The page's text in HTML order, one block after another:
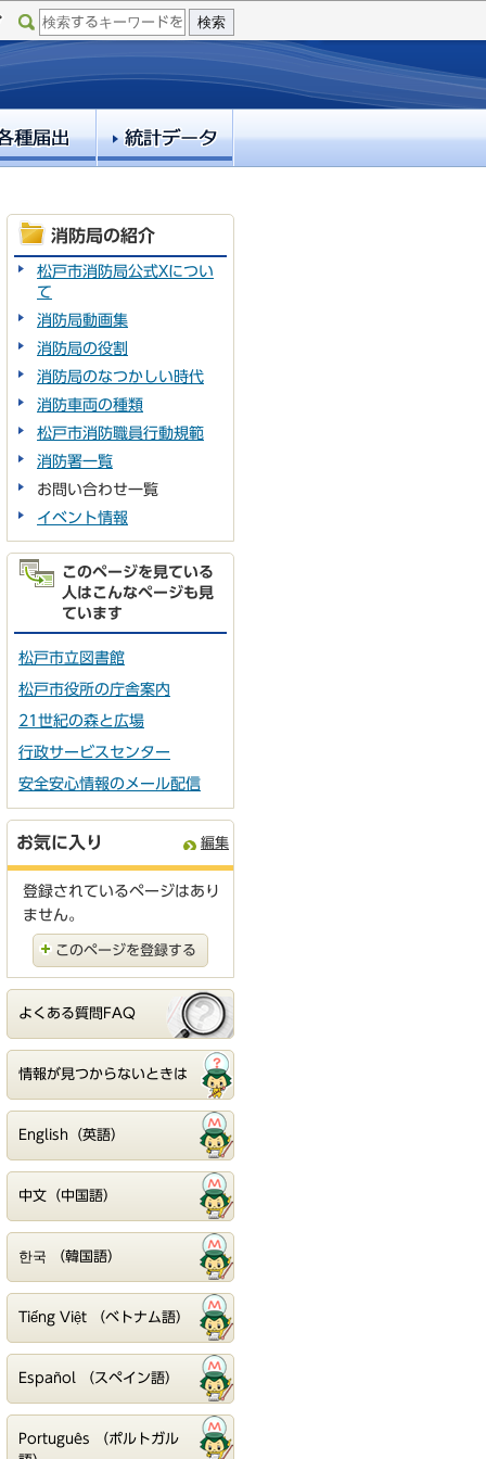
消防局の紹介
松戸市消防局公式Xについ
て
消防局動画集
消防局の役割
消防局のなつかしい時代
消防車両の種類
松戸市消防職員行動規範
消防署一覧
お問い合わせ一覧
イベント情報
このページを見ている
人はこんなページも見
ています
松戸市立図書館
松戸市役所の庁舎案内
21世紀の森と広場
行政サービスセンター
安全安心情報のメール配信
お気に入り 編集
登録されているページはあり
ません。
このページを登録する
よくある質問FAQ
情報が見つからないときは
English（英語）
中文（中国語）
한국 （韓国語）
Tiếng Việt （ベトナム語）
Español （スペイン語）
Português （ポルトガル